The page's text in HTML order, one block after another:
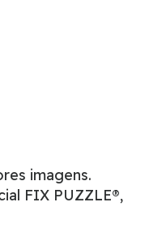
imagens.
FIX PUZZLE®,